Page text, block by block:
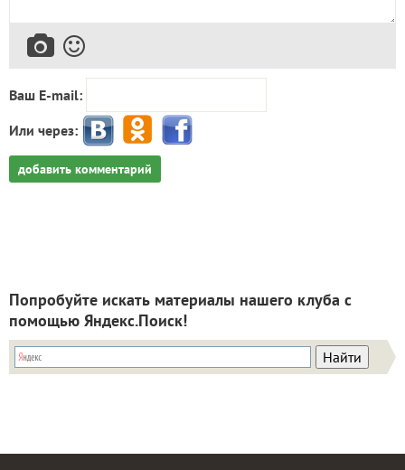
Ваш E-mail:
Или через:
добавить комментарий
Попробуйте искать материалы нашего клуба с
помощью Яндекс.Поиск!